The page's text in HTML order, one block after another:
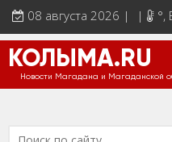
08 августа 2026 | | °,
КОЛЫМА.RU
Новости Магадана и Магаданской